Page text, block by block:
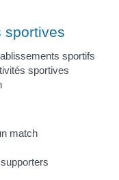
sportives
sportifs
sportives
match